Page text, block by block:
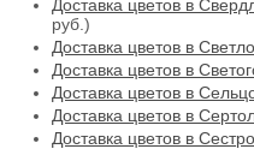
Доставка цветов в
руб.)
Доставка цветов в
Доставка цветов в
Доставка цветов в
Доставка цветов в
Доставка цветов в